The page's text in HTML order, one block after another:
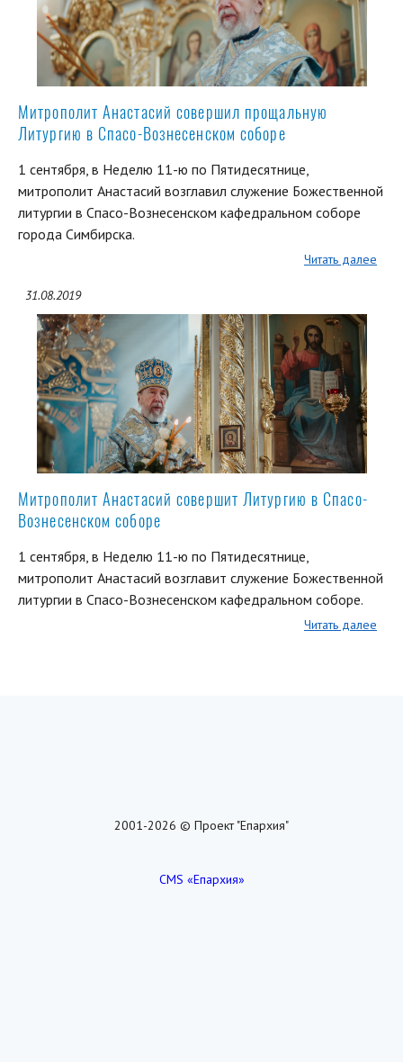
Митрополит Анастасий совершил прощальную
Литургию в Спасо-Вознесенском соборе
1 сентября, в Неделю 11-ю по Пятидесятнице,
митрополит Анастасий возглавил служение Божественной
литургии в Спасо-Вознесенском кафедральном соборе
города Симбирска.
Читать далее
31.08.2019
Митрополит Анастасий совершит Литургию в Спасо-
Вознесенском соборе
1 сентября, в Неделю 11-ю по Пятидесятнице,
митрополит Анастасий возглавит служение Божественной
литургии в Спасо-Вознесенском кафедральном соборе.
Читать далее
2001-2026 © Проект "Епархия"
CMS «Епархия»